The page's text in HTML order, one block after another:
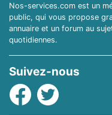
Nos-services.com est un
public, qui vous propose
annuaire et un forum au
quotidiennes.
Suivez-nous
Facebook
Twitter